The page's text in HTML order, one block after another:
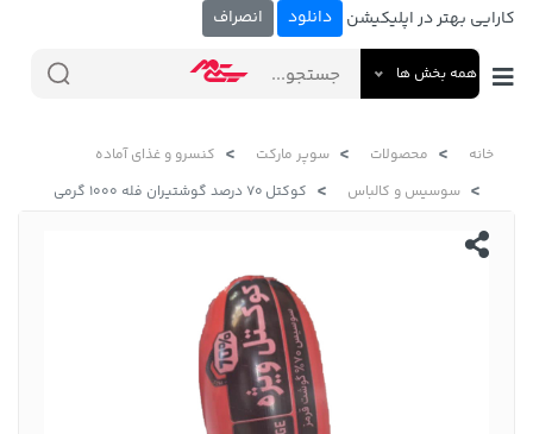
کارایی بهتر در اپلیکیشن دانلود انصراف
همه بخش ها
خانه محصولات سوپر مارکت
کنسرو و غذای آماده
سوسیس و کالباس
کوکتل 70 درصد گوشتیران فله 1000 گرمی